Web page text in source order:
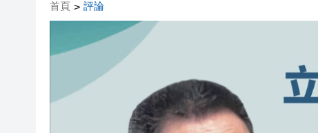
海南澄邁文儒煥新升級 五組數
梁振英率港區全國政協委員考察
2025年海南儋州以舊換新帶動消
山東26戶省屬國企去年合計營收
首頁 > 評論